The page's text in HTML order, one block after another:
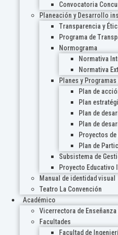
Convocatoria
Planeación y Desarrollo
Transparencia y
Programa de
Normograma
Normativa
Normativa
Planes y Programas
Plan de
Plan
Plan de
Plan de
Proyectos
Plan de
Subsistema de
Proyecto Educativo
Manual de identidad visual
Teatro La Convención
Académico
Vicerrectora de
Facultades
Facultad de